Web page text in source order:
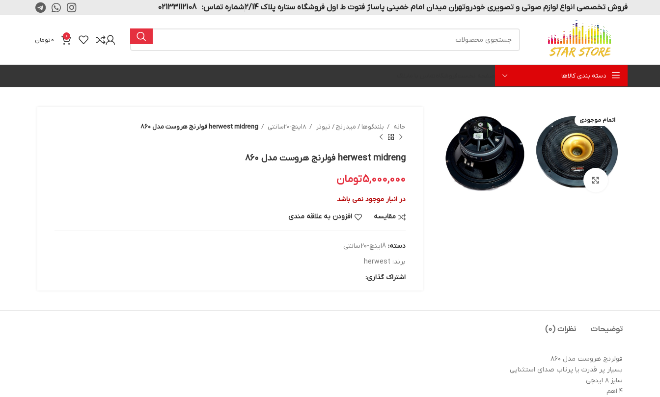
فروش تخصصی انواع لوازم صوتی و تصویری خودروتهران میدان امام خمینی پاساژ فتوت ط اول فروشگاه ستاره پلاک 2/14 شماره تماس: 02133112108
0
0تومان
دسته بندی کالاها
اتمام موجودی
بزرگنمایی تصویر
خانه بلندگوها / میدرنج / تیوتر 8اینچ-20سانتی herwest midreng فولرنج هروست مدل ۸۶۰
herwest midreng فولرنج هروست مدل ۸۶۰
5,000,000تومان
در انبار موجود نمی باشد
مقایسه
افزودن به علاقه مندی
دسته: 8اینچ-20سانتی
برند: herwest
اشتراک گذاری:
توضیحات نظرات (0)
فولرنج هروست مدل ۸۶۰
بسیار پر قدرت یا پرتاب صدای استثنایی
سایز ۸ اینچی
۴ اهم